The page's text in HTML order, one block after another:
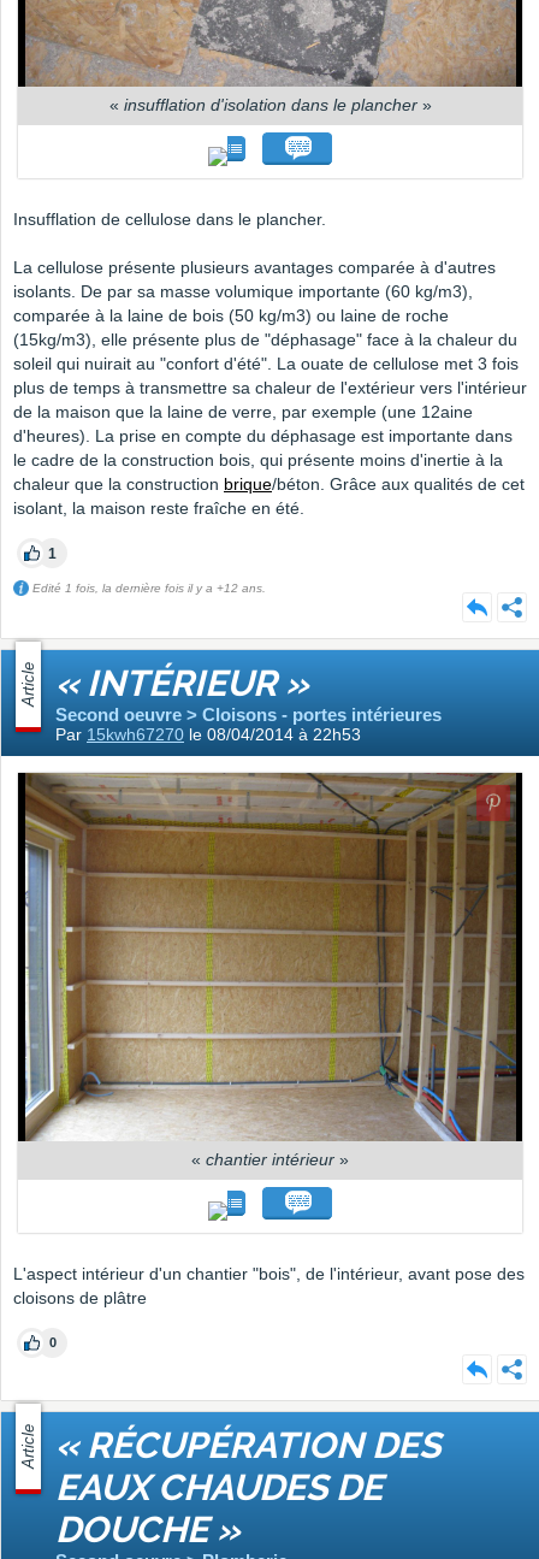
« insufflation d'isolation dans le plancher»
Insufflation de cellulose dans le plancher.
La cellulose présente plusieurs avantages comparée à d'autres
isolants. De par sa masse volumique importante (60 kg/m3),
comparée à la laine de bois (50 kg/m3) ou laine de roche
(15kg/m3), elle présente plus de "déphasage" face à la chaleur du
soleil qui nuirait au "confort d'été". La ouate de cellulose met 3 fois
plus de temps à transmettre sa chaleur de l'extérieur vers l'intérieur
de la maison que la laine de verre, par exemple (une 12aine
d'heures). La prise en compte du déphasage est importante dans
le cadre de la construction bois, qui présente moins d'inertie à la
chaleur que la construction brique/béton. Grâce aux qualités de cet
isolant, la maison reste fraîche en été.
1
Edité 1 fois, la dernière fois il y a +12 ans.
Article « INTÉRIEUR »
Second oeuvre > Cloisons - portes intérieures
Par 15kwh67270 le 08/04/2014 à 22h53
« chantier intérieur »
L'aspect intérieur d'un chantier "bois", de l'intérieur, avant pose des
cloisons de plâtre
0
Article « RÉCUPÉRATION DES
EAUX CHAUDES DE
DOUCHE »